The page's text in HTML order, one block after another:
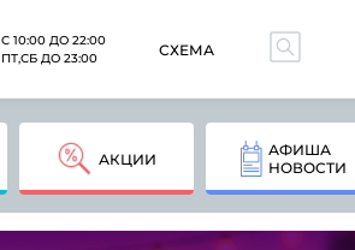
C 10:00 ДО 22:00
ПТ,СБ ДО 23:00
СХЕМА
АКЦИИ
АФИША
НОВОСТИ